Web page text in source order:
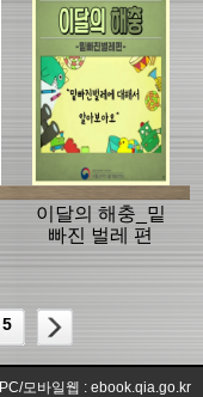
이달의 해충_밑
빠진 벌레 편
5
PC/모바일웹 : ebook.qia.go.kr